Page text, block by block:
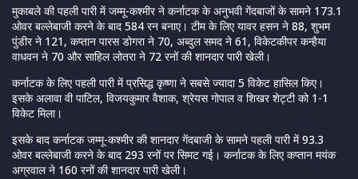
मुकाबले की पहली पारी में जम्मू-कश्मीर ने कर्नाटक के अनुभवी गेंदबाजों के सामने 173.1
ओवर बल्लेबाजी करने के बाद 584 रन बनाए। टीम के लिए यावर हसन ने 88, शुभम
पुंडीर ने 121, कप्तान पारस डोगरा ने 70, अब्दुल समद ने 61, विकेटकीपर कन्हैया
वाधवन ने 70 और साहिल लोतरा ने 72 रनों की शानदार पारी खेली।
कर्नाटक के लिए पहली पारी में प्रसिद्ध कृष्णा ने सबसे ज्यादा 5 विकेट हासिल किए।
इसके अलावा वी पाटिल, विजयकुमार वैशाक, श्रेयस गोपाल व शिखर शेट्टी को 1-1
विकेट मिला।
इसके बाद कर्नाटक जम्मू-कश्मीर की शानदार गेंदबाजी के सामने पहली पारी में 93.3
ओवर बल्लेबाजी करने के बाद 293 रनों पर सिमट गई। कर्नाटक के लिए कप्तान मयंक
अग्रवाल ने 160 रनों की शानदार पारी खेली।